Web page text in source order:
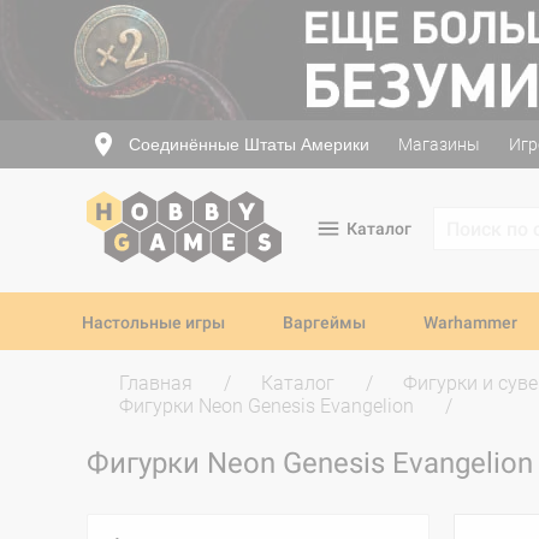
Соединённые Штаты Америки Магазины
Каталог
Настольные игры Варгеймы Warhammer
Главная Каталог
Фигурки и
Фигурки Neon Genesis Evangelion
Фигурки Neon Genesis Evangelion